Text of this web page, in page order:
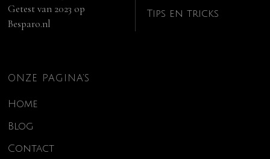
Getest van 2023 op
Besparo.nl
Tips en tricks
ONZE PAGINA’S
Home
Blog
Contact